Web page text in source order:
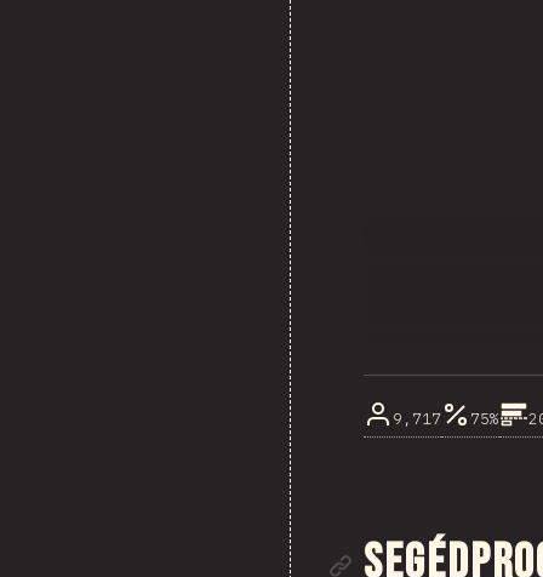
9,717 75%
Rész